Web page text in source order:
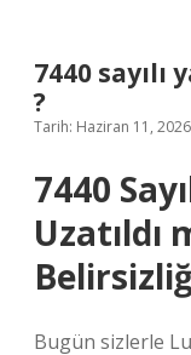
7440 sayılı
?
Tarih: Haziran 11, 2026
7440
Uzatıldı
Bugün sizlerle